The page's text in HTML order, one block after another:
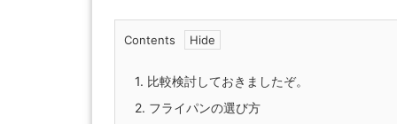
Contents
1. 比較検討しておきましたぞ。
2. フライパンの選び方